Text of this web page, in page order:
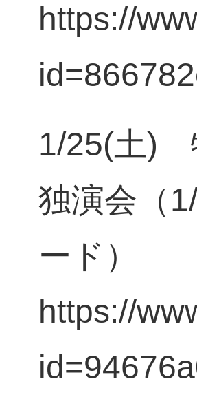
https://
1/25(土)
独演会（
ード）
https://